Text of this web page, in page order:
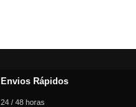
Envios Rápidos
24 / 48 horas